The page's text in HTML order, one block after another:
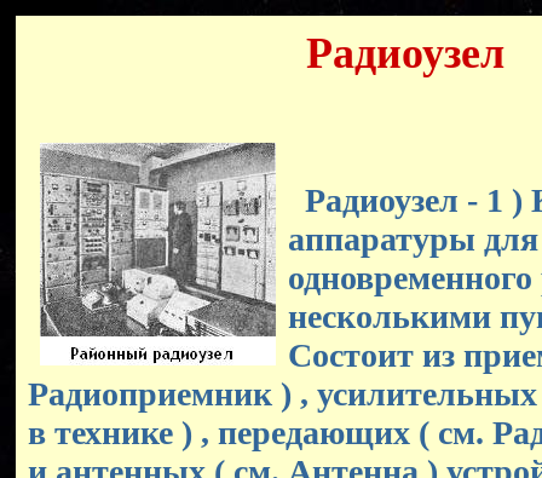
Радиоузел
Радиоузел - 1 )
аппаратуры для
одновременного
несколькими
Состоит из
Радиоприемник ) ,
в технике ) , передающих ( см.